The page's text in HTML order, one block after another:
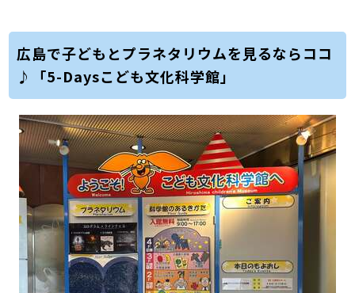
広島で子どもとプラネタリウムを見るならココ
♪「5-Daysこども文化科学館」